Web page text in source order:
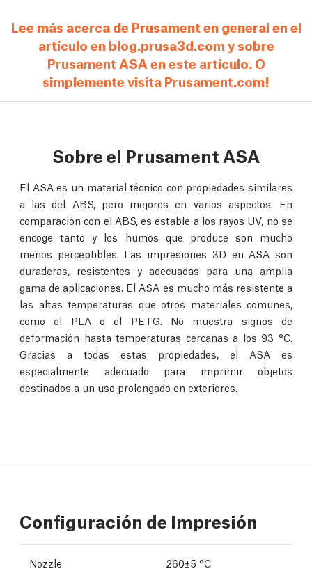
Lee más acerca de Prusament en general en el
artículo en blog.prusa3d.com y sobre
Prusament ASA en este artículo. O
simplemente visita Prusament.com!
Sobre el Prusament ASA
El ASA es un material técnico con propiedades similares
a las del ABS, pero mejores en varios aspectos. En
comparación con el ABS, es estable a los rayos UV, no se
encoge tanto y los humos que produce son mucho
menos perceptibles. Las impresiones 3D en ASA son
duraderas, resistentes y adecuadas para una amplia
gama de aplicaciones. El ASA es mucho más resistente a
las altas temperaturas que otros materiales comunes,
como el PLA o el PETG. No muestra signos de
deformación hasta temperaturas cercanas a los 93 °C.
Gracias a todas estas propiedades, el ASA es
especialmente adecuado para imprimir objetos
destinados a un uso prolongado en exteriores.
Configuración de Impresión
Nozzle 260±5 °C